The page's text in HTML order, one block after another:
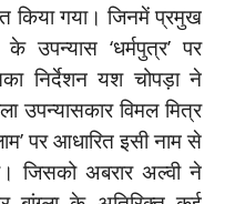
किया गया। जिनमें प्रमुख
उपन्यास ‘धर्मपुत्र’ पर
निर्देशन यश चोपड़ा ने
उपन्यासकार विमल मित्र
पर आधारित इसी नाम से
जिसको अबरार अल्वी ने